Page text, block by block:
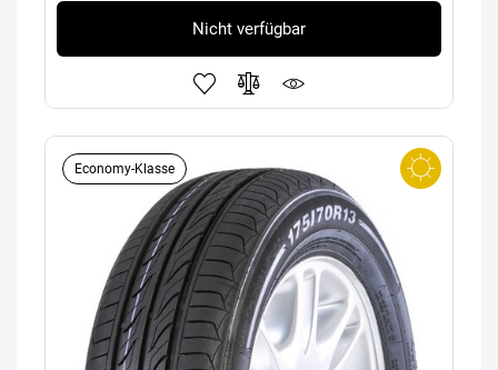
Nicht verfügbar
Economy-Klasse